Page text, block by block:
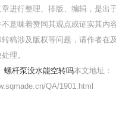
章进行整理、排版、编辑，是出
不意味着赞同其观点或证实其内
稿涉及版权等问题，请作者在
理。
螺杆泵没水能空转吗本文地址：
QA/1901.html